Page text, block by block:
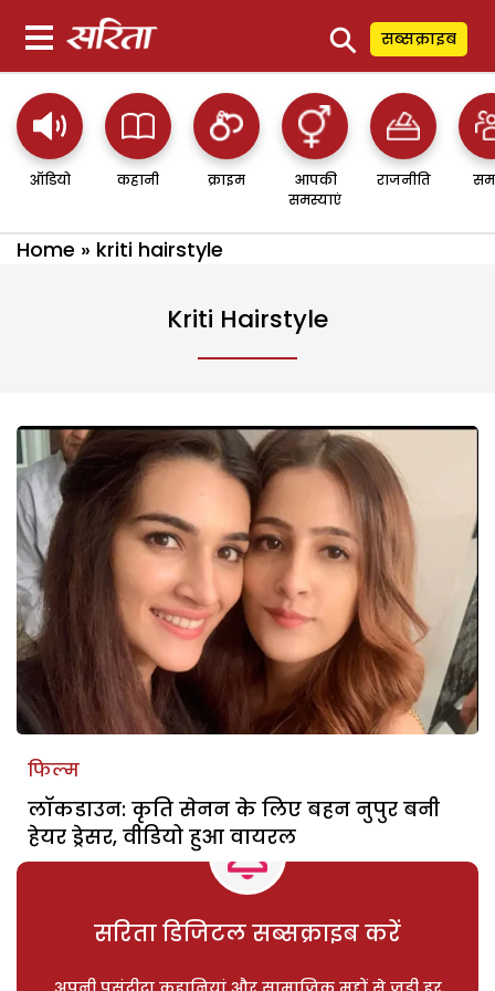
⚲ सब्सक्राइब
ऑडियो कहानी क्राइम
आपकी
समस्याएं
राजनीति
Home » kriti hairstyle
Kriti Hairstyle
फिल्म
लाॅकडाउन: कृति सेनन के लिए बहन नुपुर बनी
हेयर ड्रेसर, वीडियो हुआ वायरल
सरिता डिजिटल सब्सक्राइब करें